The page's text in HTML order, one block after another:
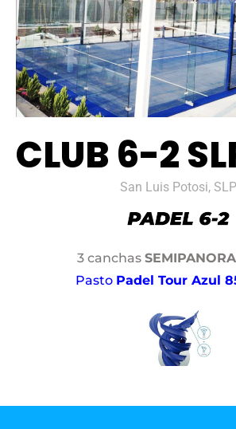
CLUB 6-2
San Luis Potosi, SLP
3 canchas
Pasto Padel Tour Azul